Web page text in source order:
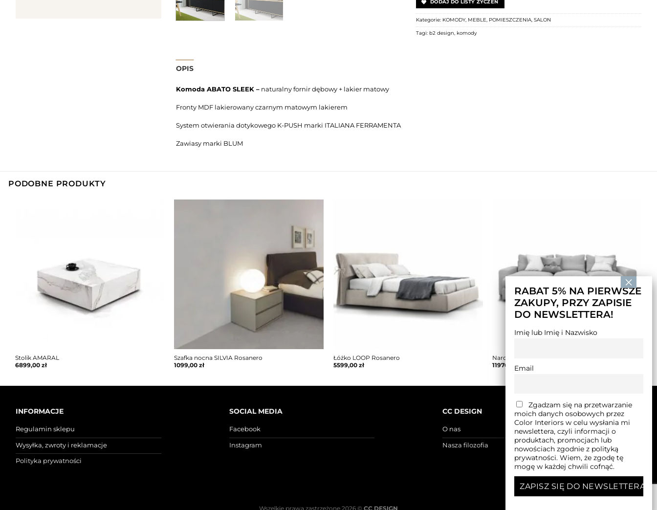
DODAJ DO LISTY ŻYCZEŃ
Kategorie: KOMODY, MEBLE, POMIESZCZENIA, SALON
Tagi: b2 design, komody
OPIS
Komoda ABATO SLEEK –naturalny fornir dębowy + lakier matowy
Fronty MDF lakierowany czarnym matowym lakierem
System otwierania dotykowego K-PUSH marki ITALIANA FERRAMENTA
Zawiasy marki BLUM
PODOBNE PRODUKTY
Stolik AMARAL
6899,00 zł
Szafka nocna SILVIA Rosanero
1099,00zł
Łóżko LOOP Rosanero
5599,00 zł
Narożnik LENA Rosanero
11976,00zł
INFORMACJE
Regulamin sklepu
Wysyłka, zwroty i reklamacje
Polityka prywatności
SOCIAL MEDIA
Facebook
Instagram
CC DESIGN
O nas
Nasza filozofia
Wszelkie prawa zastrzeżone 2026 © CC DESIGN
RABAT 5% NA PIERWSZE
ZAKUPY, PRZY ZAPISIE
DO NEWSLETTERA!
Imię lub Imię i Nazwisko
Email
Zgadzam się na przetwarzanie
moich danych osobowych przez
Color Interiors w celu wysłania mi
newslettera, czyli informacji o
produktach, promocjach lub
nowościach zgodnie z polityką
prywatności. Wiem, że zgodę tę
mogę w każdej chwili cofnąć.